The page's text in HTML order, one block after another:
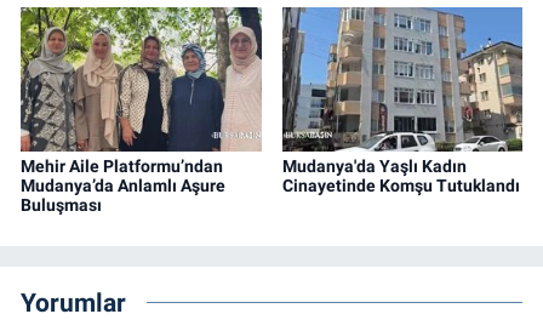
Mehir Aile Platformu’ndan
Mudanya’da Anlamlı Aşure
Buluşması
Mudanya'da Yaşlı Kadın
Cinayetinde Komşu Tutuklandı
Yorumlar